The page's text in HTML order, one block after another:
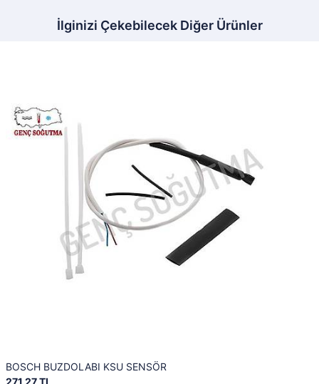
İlginizi Çekebilecek Diğer Ürünler
BOSCH BUZDOLABI KSU SENSÖR
271,27 TL